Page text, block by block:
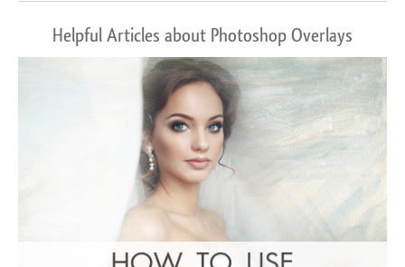
Helpful Articles about Photoshop Overlays